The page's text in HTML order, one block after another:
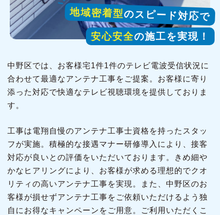
地域密着型のスピード対応で
安心安全の施工を実現！
中野区では、お客様宅1件1件のテレビ電波受信状況に
合わせて最適なアンテナ工事をご提案。お客様に寄り
添った対応で快適なテレビ視聴環境を提供しておりま
す。
工事は電翔自慢のアンテナ工事士資格を持ったスタッ
フが実施。積極的な接遇マナー研修導入により、接客
対応が良いとの評価をいただいております。きめ細や
かなヒアリングにより、お客様が求める理想的でクオ
リティの高いアンテナ工事を実現。また、中野区のお
客様が損せずアンテナ工事をご依頼いただけるよう独
自にお得なキャンペーンをご用意。ご利用いただくこ